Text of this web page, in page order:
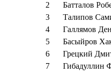
2
Батталов
3
Талипов
4
Галлямов
5
Басыйров
6
Грецкий
7
Гибадуллин